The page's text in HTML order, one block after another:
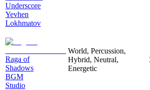
Underscore
Yevhen
Lokhmatov
Raga of
Shadows
BGM
Studio
World, Percussion,
Hybrid, Neutral,
Energetic